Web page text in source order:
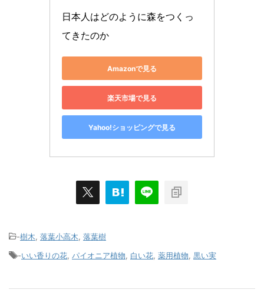
日本人はどのように森をつくっ
てきたのか
Amazonで見る
楽天市場で見る
Yahoo!ショッピングで見る
-樹木, 落葉小高木, 落葉樹
-いい香りの花, パイオニア植物, 白い花, 薬用植物, 黒い実